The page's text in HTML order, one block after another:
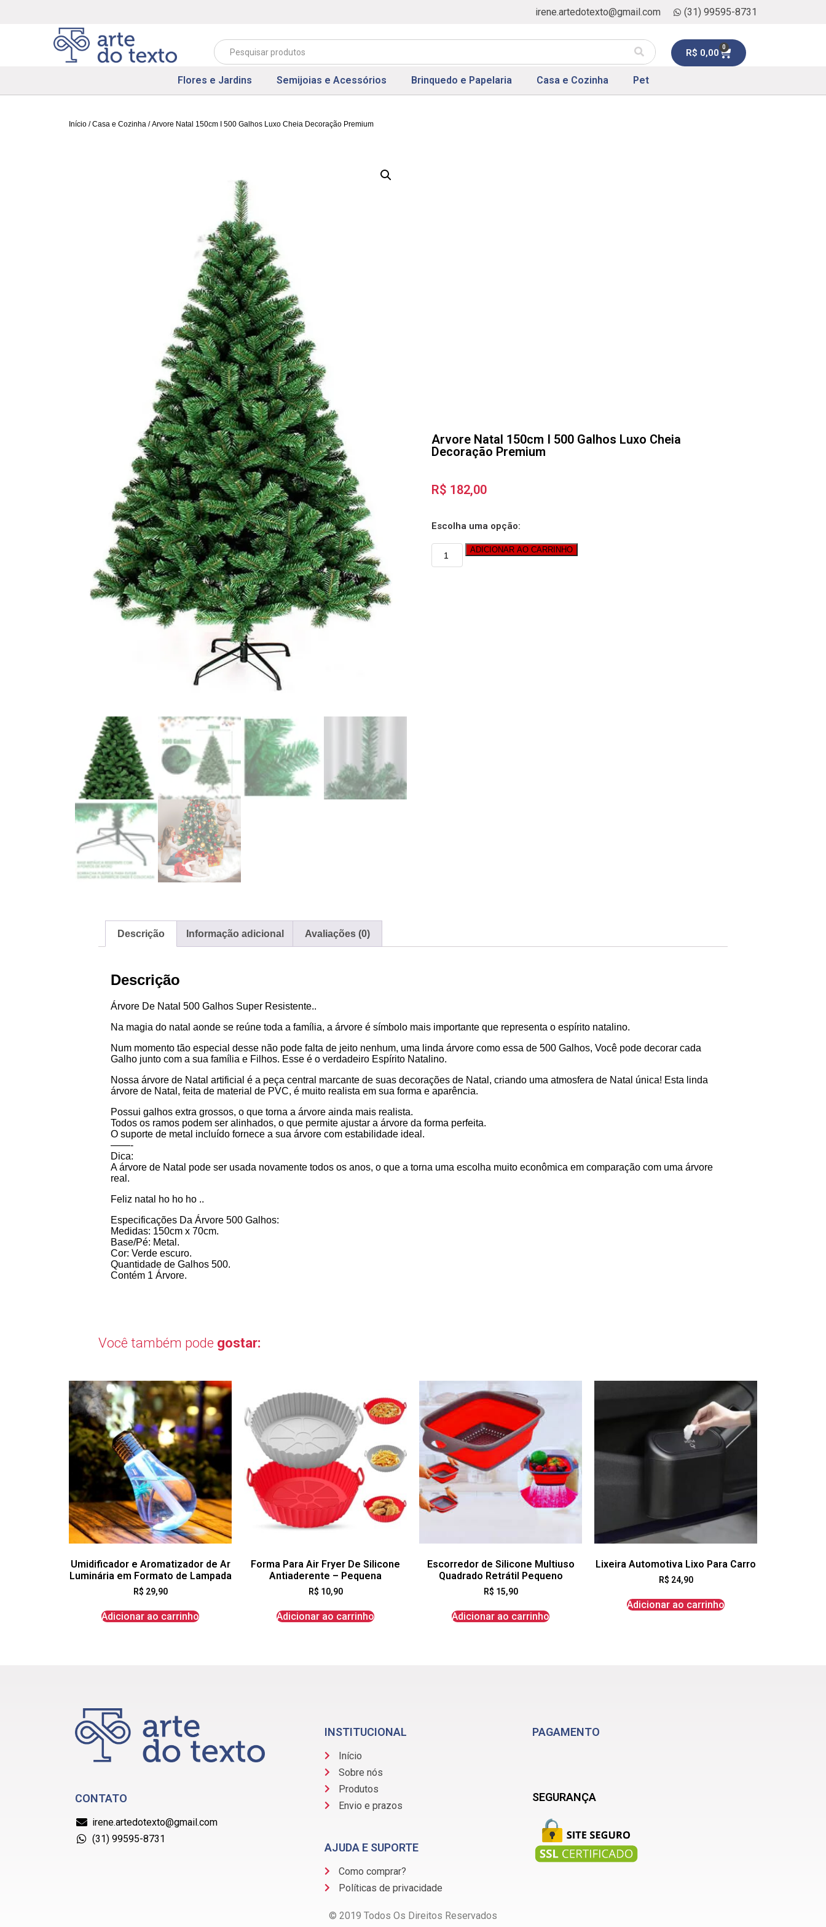
irene.artedotexto@gmail.com (31) 99595-8731
R$ 0,00 0
Flores e Jardins Semijoias e Acessórios Brinquedo e Papelaria Casa e Cozinha Pet
Início /Casa e Cozinha / Arvore Natal 150cm I 500 Galhos Luxo Cheia Decoração Premium
Arvore Natal 150cm I 500 Galhos Luxo Cheia
Decoração Premium
R$ 182,00
Escolha uma opção:
ADICIONAR AO CARRINHO
Descrição Informação adicional Avaliações (0)
Descrição
Árvore De Natal 500 Galhos Super Resistente..
Na magia do natal aonde se reúne toda a família, a árvore é símbolo mais importante que representa o espírito natalino.
Num momento tão especial desse não pode falta de jeito nenhum, uma linda árvore como essa de 500 Galhos, Você pode decorar cada
Galho junto com a sua família e Filhos. Esse é o verdadeiro Espírito Natalino.
Nossa árvore de Natal artificial é a peça central marcante de suas decorações de Natal, criando uma atmosfera de Natal única! Esta linda
árvore de Natal, feita de material de PVC, é muito realista em sua forma e aparência.
Possui galhos extra grossos, o que torna a árvore ainda mais realista.
Todos os ramos podem ser alinhados, o que permite ajustar a árvore da forma perfeita.
O suporte de metal incluído fornece a sua árvore com estabilidade ideal.
——-
Dica:
A árvore de Natal pode ser usada novamente todos os anos, o que a torna uma escolha muito econômica em comparação com uma árvore
real.
Feliz natal ho ho ho ..
Especificações Da Árvore 500 Galhos:
Medidas: 150cm x 70cm.
Base/Pé: Metal.
Cor: Verde escuro.
Quantidade de Galhos 500.
Contém 1 Árvore.
Você também pode gostar:
Umidificador e Aromatizador de Ar
Luminária em Formato de Lampada
R$ 29,90
Adicionar ao carrinho
Forma Para Air Fryer De Silicone
Antiaderente – Pequena
R$ 10,90
Adicionar ao carrinho
Escorredor de Silicone Multiuso
Quadrado Retrátil Pequeno
R$ 15,90
Adicionar ao carrinho
Lixeira Automotiva Lixo Para Carro
R$ 24,90
Adicionar ao carrinho
CONTATO
irene.artedotexto@gmail.com
(31) 99595-8731
INSTITUCIONAL
Início
Sobre nós
Produtos
Envio e prazos
AJUDA E SUPORTE
Como comprar?
Políticas de privacidade
PAGAMENTO
SEGURANÇA
© 2019 Todos Os Direitos Reservados